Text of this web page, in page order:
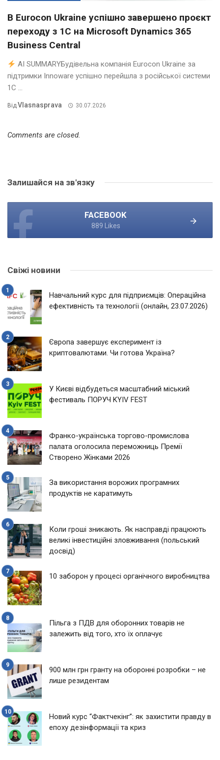
В Eurocon Ukraine успішно завершено проєкт
переходу з 1С на Microsoft Dynamics 365
Business Central
AI SUMMARYБудівельна компанія Eurocon Ukraine за
підтримки Innoware успішно перейшла з російської системи
1С ...
ВідVlasnasprava 30.07.2026
Comments are closed.
Залишайся на зв'язку
FACEBOOK
889 Likes
Свіжі новини
Навчальний курс для підприємців: Операційна
ефективність та технології (онлайн, 23.07.2026)
Європа завершує експеримент із
криптовалютами. Чи готова Україна?
У Києві відбудеться масштабний міський
фестиваль ПОРУЧ KYIV FEST
Франко-українська торгово-промислова
палата оголосила переможниць Премії
Створено Жінками 2026
За використання ворожих програмних
продуктів не каратимуть
Коли гроші зникають. Як насправді працюють
великі інвестиційні зловживання (польський
досвід)
10 заборон у процесі органічного виробництва
Пільга з ПДВ для оборонних товарів не
залежить від того, хто їх оплачує
900 млн грн гранту на оборонні розробки – не
лише резидентам
Новий курс “Фактчекінг”: як захистити правду в
епоху дезінформації та криз